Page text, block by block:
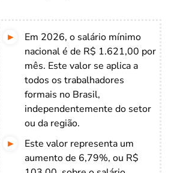
Em 2026, o salário mínimo
nacional é de R$ 1.621,00 por
mês. Este valor se aplica a
todos os trabalhadores
formais no Brasil,
independentemente do setor
ou da região.
Este valor representa um
aumento de 6,79%, ou R$